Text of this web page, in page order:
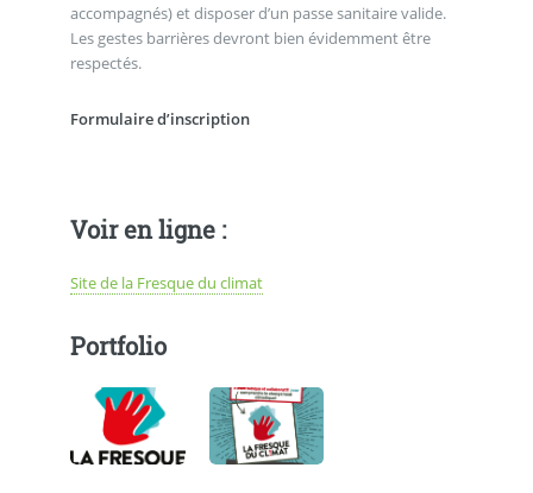
accompagnés) et disposer d’un passe sanitaire valide.
Les gestes barrières devront bien évidemment être
respectés.
Formulaire d’inscription
Voir en ligne :
Site de la Fresque du climat
Portfolio